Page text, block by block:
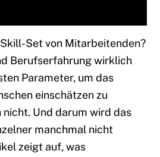
Set von Mitarbeitenden?
Berufserfahrung wirklich
Parameter, um das
einschätzen zu
nicht. Und darum wird das
manchmal nicht
zeigt auf, was